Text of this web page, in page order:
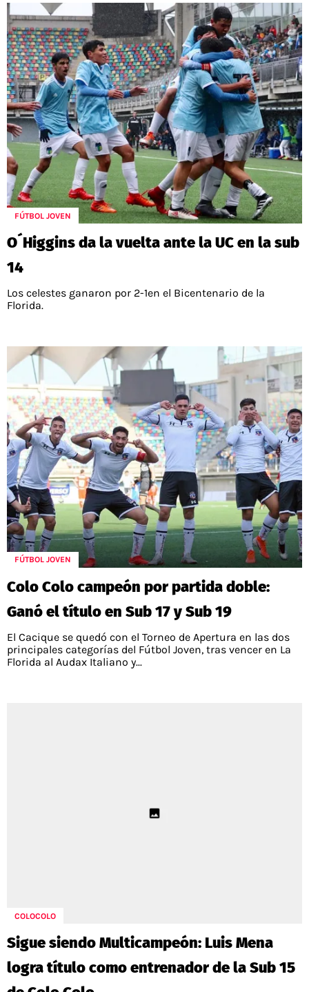
FÚTBOL JOVEN
O´Higgins da la vuelta ante la UC en la sub
14
Los celestes ganaron por 2-1en el Bicentenario de la
Florida.
FÚTBOL JOVEN
Colo Colo campeón por partida doble:
Ganó el título en Sub 17 y Sub 19
El Cacique se quedó con el Torneo de Apertura en las dos
principales categorías del Fútbol Joven, tras vencer en La
Florida al Audax Italiano y...
COLOCOLO
Sigue siendo Multicampeón: Luis Mena
logra título como entrenador de la Sub 15